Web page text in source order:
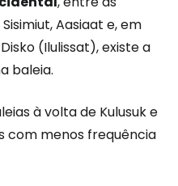
Aasiaat e, em
(Ilulissat), existe a
baleia.
à volta de Kulusuk e
com menos frequência